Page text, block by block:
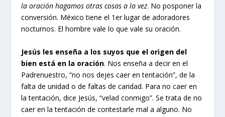
la oración hagamos otras cosas a la vez. No posponer la
conversión. México tiene el 1er lugar de adoradores
nocturnos. El hombre vale lo que vale su oración.
Jesús les enseña a los suyos que el origen del
bien está en la oración. Nos enseña a decir en el
Padrenuestro, “no nos dejes caer en tentación”, de la
falta de unidad o de faltas de caridad. Para no caer en
la tentación, dice Jesús, “velad conmigo”. Se trata de no
caer en la tentación de contestarle mal a alguno. No